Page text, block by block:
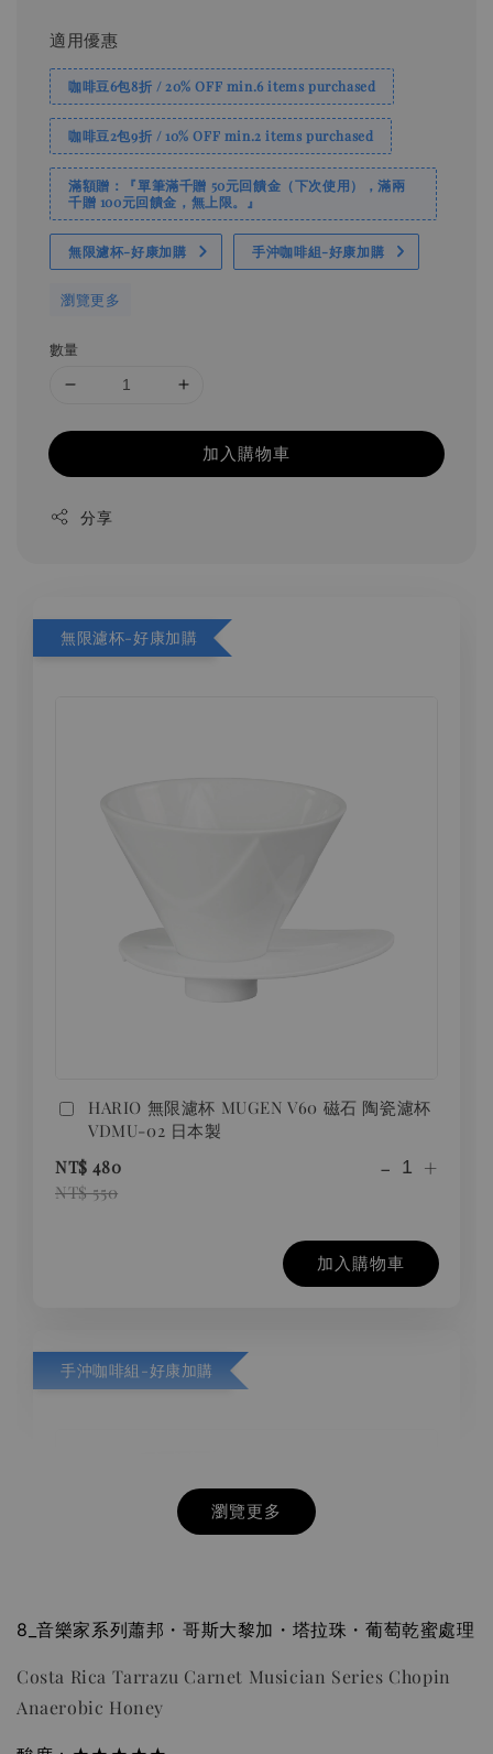
適用優惠
咖啡豆6包8折 / 20% OFF min.6 items purchased
咖啡豆2包9折 / 10% OFF min.2 items purchased
滿額贈：『單筆滿千贈 50元回饋金（下次使用），滿兩
千贈 100元回饋金，無上限。』
無限濾杯-好康加購 手沖咖啡組-好康加購
瀏覽更多
數量
加入購物車
分享
無限濾杯-好康加購
HARIO 無限濾杯 MUGEN V60 磁石 陶瓷濾杯
VDMU-02 日本製
NT$ 480
NT$ 550
- +
加入購物車
手沖咖啡組-好康加購
瀏覽更多
8_音樂家系列蕭邦・哥斯大黎加・塔拉珠・葡萄乾蜜處理
Costa Rica Tarrazu Carnet Musician Series Chopin
Anaerobic Honey